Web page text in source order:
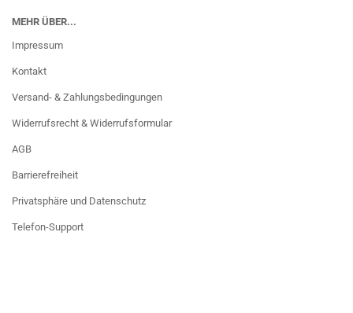
MEHR ÜBER...
Impressum
Kontakt
Versand- & Zahlungsbedingungen
Widerrufsrecht & Widerrufsformular
AGB
Barrierefreiheit
Privatsphäre und Datenschutz
Telefon-Support